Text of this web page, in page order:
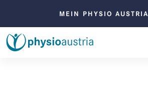
Zum Inhalt
Zur Navigation
MEIN PHYSIO AUSTRIA
ZUM INHALT